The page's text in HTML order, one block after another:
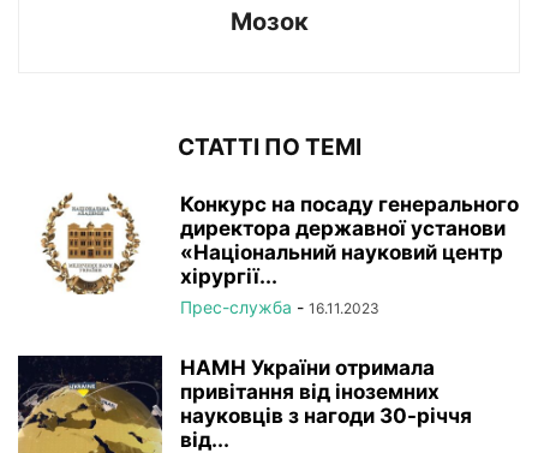
Мозок
СТАТТІ ПО ТЕМІ
Конкурс на посаду генерального
директора державної установи
«Національний науковий центр
хірургії...
Прес-служба - 16.11.2023
НАМН України отримала
привітання від іноземних
науковців з нагоди 30-річчя
від...